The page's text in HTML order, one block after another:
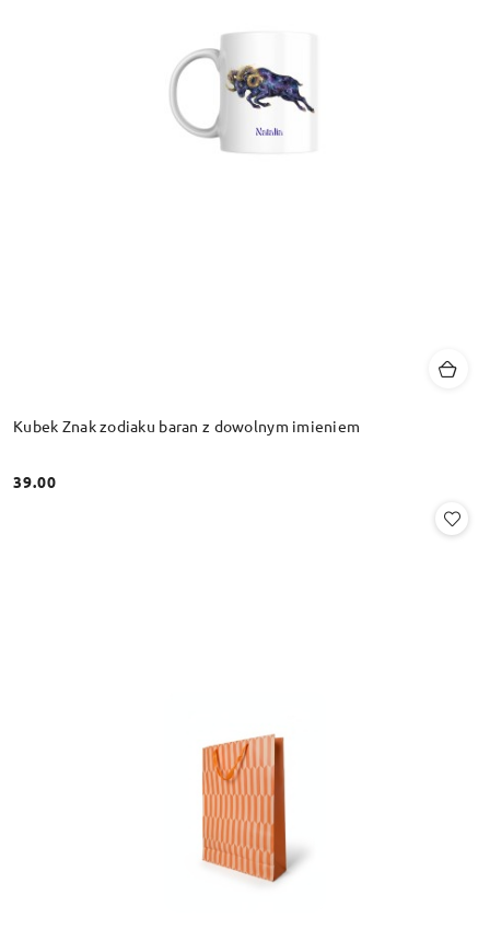
Kubek Znak zodiaku baran z dowolnym imieniem
Cena:
39.00